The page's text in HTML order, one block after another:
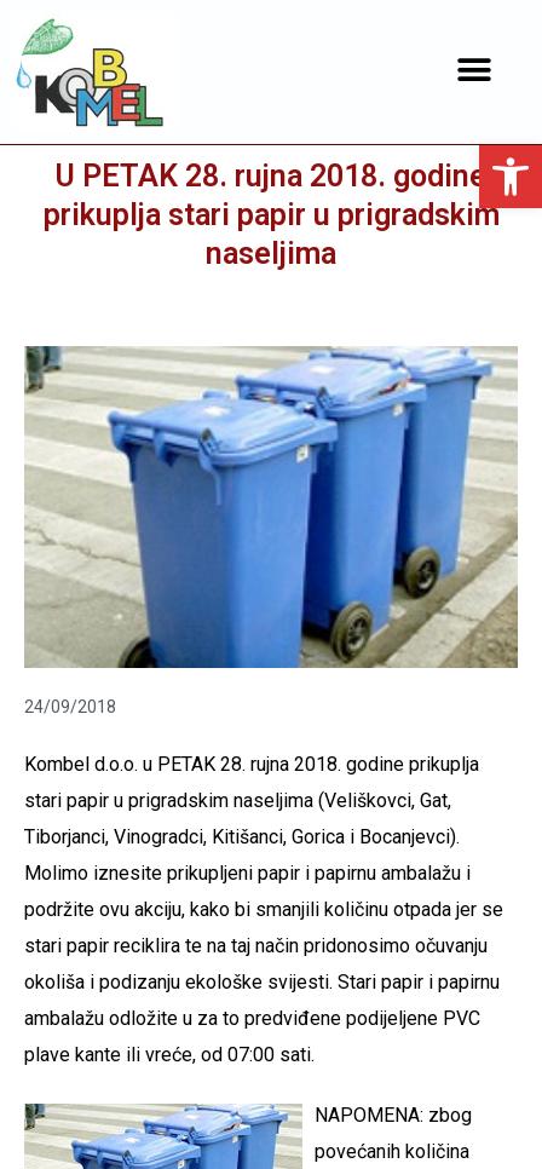
Open toolbar
U PETAK 28. rujna 2018. godine
prikuplja stari papir u prigradskim
naseljima
24/09/2018
Kombel d.o.o. u PETAK 28. rujna 2018. godine prikuplja
stari papir u prigradskim naseljima (Veliškovci, Gat,
Tiborjanci, Vinogradci, Kitišanci, Gorica i Bocanjevci).
Molimo iznesite prikupljeni papir i papirnu ambalažu i
podržite ovu akciju, kako bi smanjili količinu otpada jer se
stari papir reciklira te na taj način pridonosimo očuvanju
okoliša i podizanju ekološke svijesti. Stari papir i papirnu
ambalažu odložite u za to predviđene podijeljene PVC
plave kante ili vreće, od 07:00 sati.
NAPOMENA: zbog
povećanih količina